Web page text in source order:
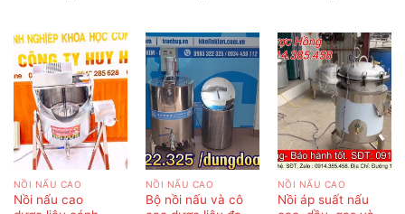
NỒI NẤU CAO
Nồi nấu cao
NỒI NẤU CAO
Bộ nồi nấu và cô
NỒI NẤU CAO
Nồi áp suất nấu